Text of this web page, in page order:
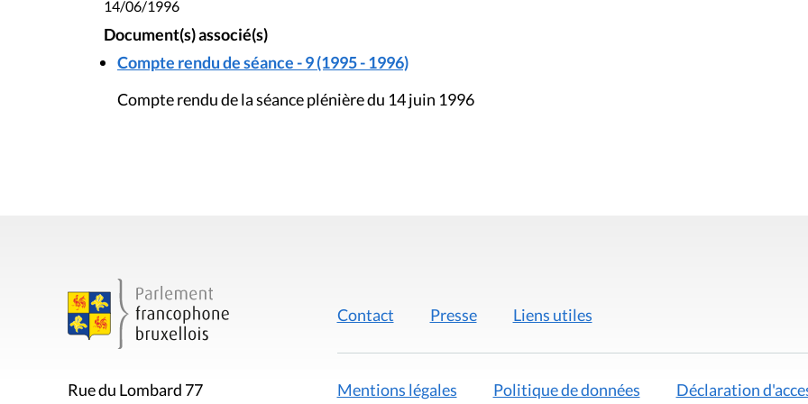
14/06/1996
Document(s) associé(s)
Compte rendu de séance - 9 (1995 - 1996)
Compte rendu de la séance plénière du 14 juin 1996
Rue du Lombard 77
Contact Presse Liens utiles
Mentions légales Politique de données Déclaration